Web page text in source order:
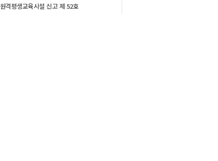
원격평생교육시설 신고 제 52호